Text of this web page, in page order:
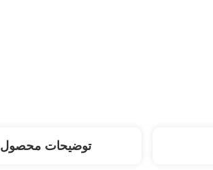
توضیحات محصول